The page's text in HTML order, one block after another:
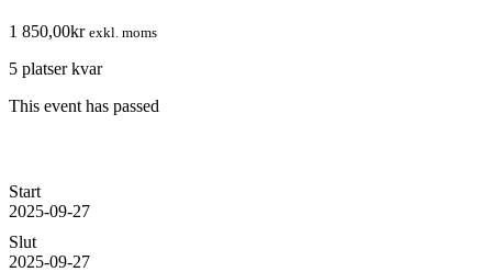
1 850,00kr exkl. moms
5 platser kvar
This event has passed
Start
2025-09-27
Slut
2025-09-27